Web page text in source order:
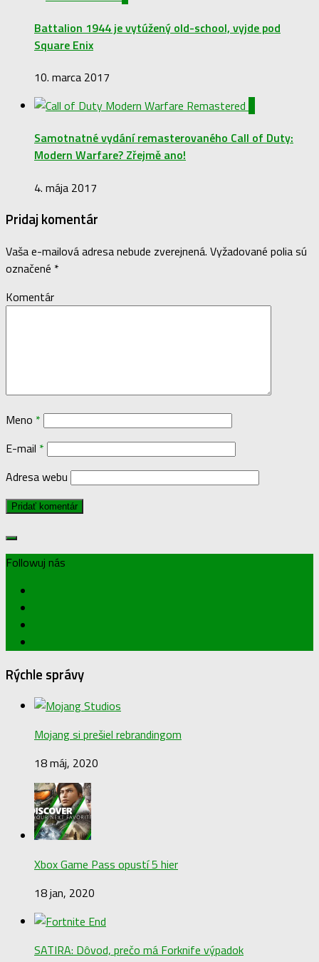
Battalion 1944 je vytúžený old-school, vyjde pod
Square Enix
10. marca 2017
Samotnatné vydání remasterovaného Call of Duty:
Modern Warfare? Zřejmě ano!
4. mája 2017
Pridaj komentár
Vaša e-mailová adresa nebude zverejnená. Vyžadované polia sú
označené *
Komentár
Meno *
E-mail *
Adresa webu
Followuj nás
Rýchle správy
Mojang si prešiel rebrandingom
18 máj, 2020
Xbox Game Pass opustí 5 hier
18 jan, 2020
SATIRA: Dôvod, prečo má Forknife výpadok